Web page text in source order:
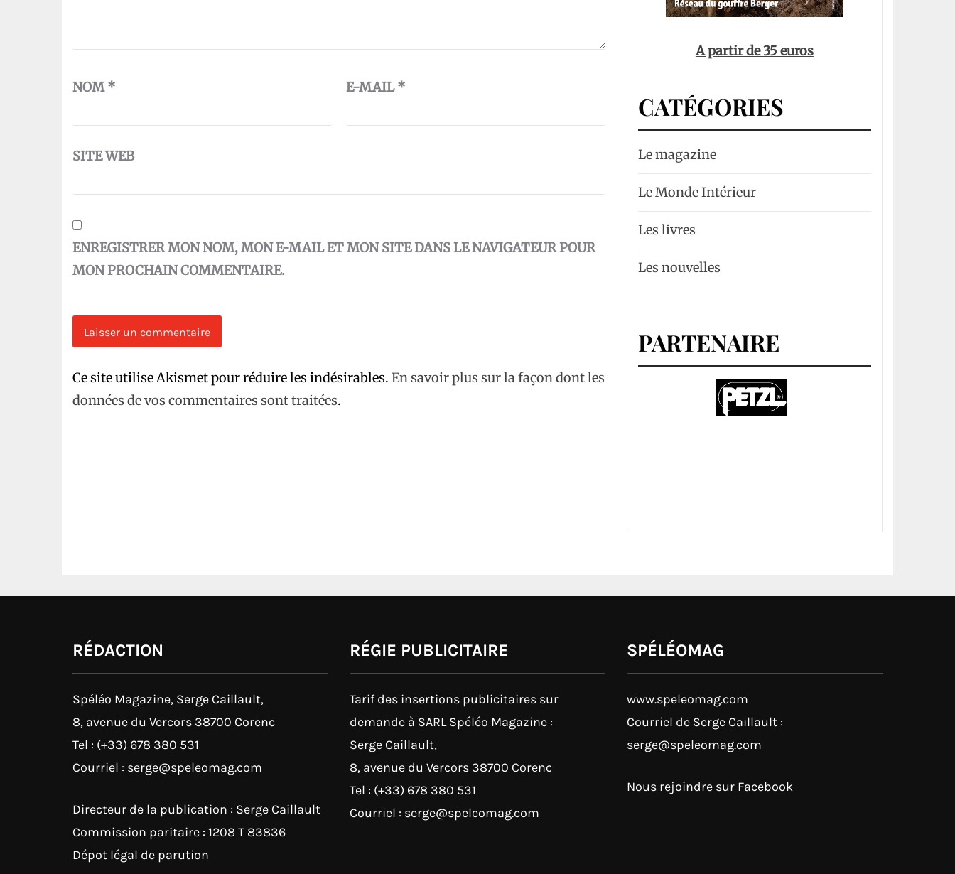
NOM* E-MAIL*
SITE WEB
ENREGISTRER MON NOM, MON E-MAIL ET MON SITE DANS LE NAVIGATEUR POUR
MON PROCHAIN COMMENTAIRE.
Ce site utilise Akismet pour réduire les indésirables. En savoir plus sur la façon dont les
données de vos commentaires sont traitées.
A partir de 35 euros
CATÉGORIES
Le magazine
Le Monde Intérieur
Les livres
Les nouvelles
PARTENAIRE
RÉDACTION
Spéléo Magazine, Serge Caillault,
8, avenue du Vercors 38700 Corenc
Tel : (+33) 678 380 531
Courriel : serge@speleomag.com
Directeur de la publication : Serge Caillault
Commission paritaire : 1208 T 83836
Dépot légal de parution
RÉGIE PUBLICITAIRE
Tarif des insertions publicitaires sur
demande à SARL Spéléo Magazine :
Serge Caillault,
8, avenue du Vercors 38700 Corenc
Tel : (+33) 678 380 531
Courriel : serge@speleomag.com
SPÉLÉOMAG
www.speleomag.com
Courriel de Serge Caillault :
serge@speleomag.com
Nous rejoindre sur Facebook